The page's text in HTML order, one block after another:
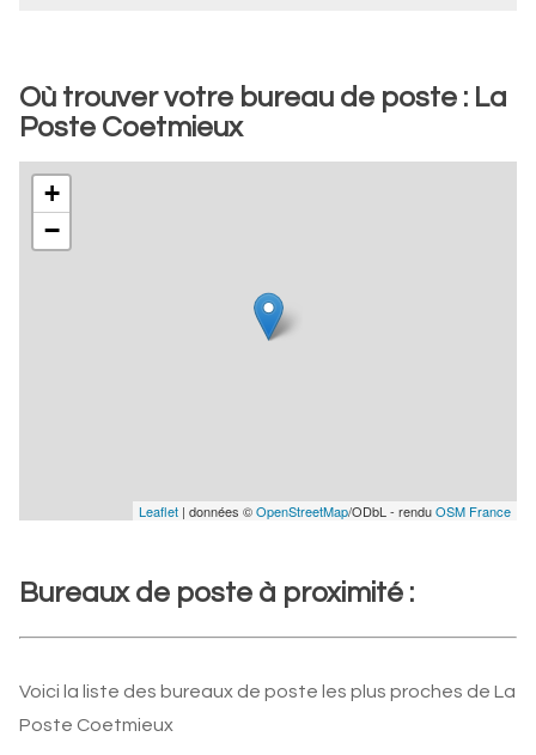
Où trouver votre bureau de poste : La
Poste Coetmieux
+
−
Leaflet | données ©OpenStreetMap/ODbL - renduOSM France
Bureaux de poste à proximité :
Voici la liste des bureaux de poste les plus proches de La
Poste Coetmieux